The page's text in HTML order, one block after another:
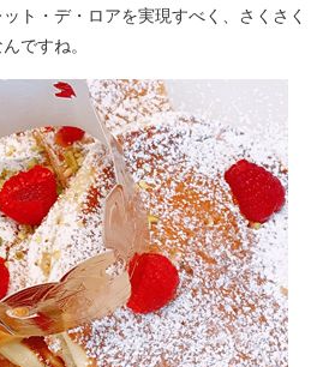
ト・デ・ロアを実現すべく、さくさく
ですね。